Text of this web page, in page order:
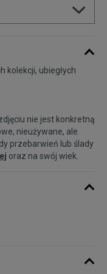
kolekcji, ubiegłych
nie jest konkretną
nieużywane, ale
przebarwień lub ślady
oraz na swój wiek.